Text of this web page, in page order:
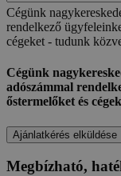
Cégünk
rendelkező
cégeket - tudunk
Cégünk
adószámmal
őstermelőket és
Ajánlatkérés elküldése
Megbízható,